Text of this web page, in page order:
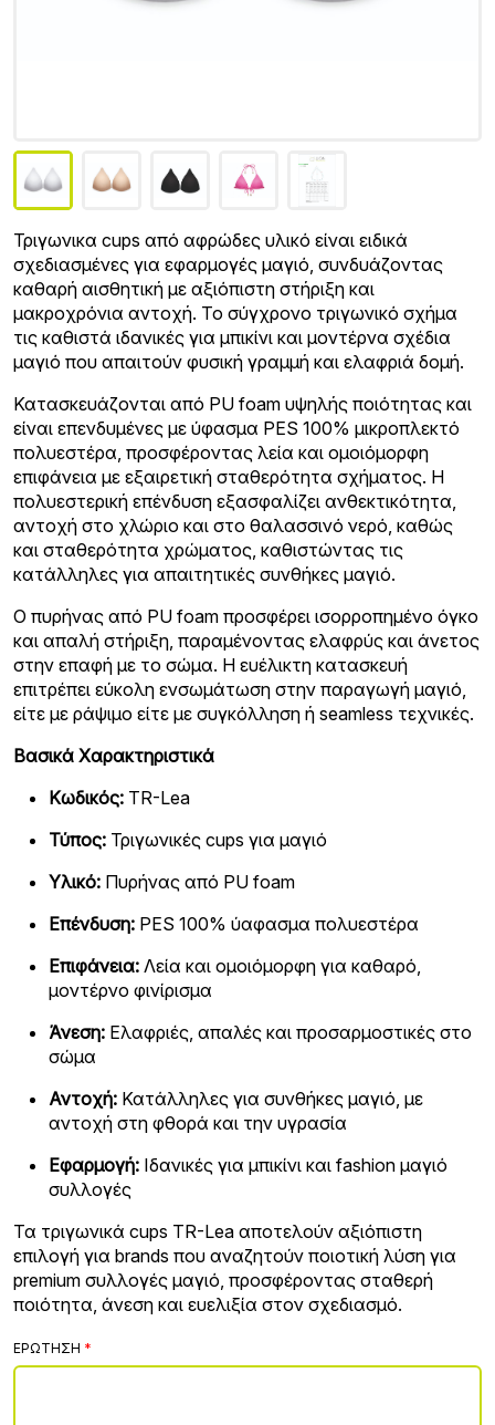
Τριγωνικα cups από αφρώδες υλικό είναι ειδικά
σχεδιασμένες για εφαρμογές μαγιό, συνδυάζοντας
καθαρή αισθητική με αξιόπιστη στήριξη και
μακροχρόνια αντοχή. Το σύγχρονο τριγωνικό σχήμα
τις καθιστά ιδανικές για μπικίνι και μοντέρνα σχέδια
μαγιό που απαιτούν φυσική γραμμή και ελαφριά δομή.
Κατασκευάζονται από PU foam υψηλής ποιότητας και
είναι επενδυμένες με ύφασμα PES 100% μικροπλεκτό
πολυεστέρα, προσφέροντας λεία και ομοιόμορφη
επιφάνεια με εξαιρετική σταθερότητα σχήματος. Η
πολυεστερική επένδυση εξασφαλίζει ανθεκτικότητα,
αντοχή στο χλώριο και στο θαλασσινό νερό, καθώς
και σταθερότητα χρώματος, καθιστώντας τις
κατάλληλες για απαιτητικές συνθήκες μαγιό.
Ο πυρήνας από PU foam προσφέρει ισορροπημένο όγκο
και απαλή στήριξη, παραμένοντας ελαφρύς και άνετος
στην επαφή με το σώμα. Η ευέλικτη κατασκευή
επιτρέπει εύκολη ενσωμάτωση στην παραγωγή μαγιό,
είτε με ράψιμο είτε με συγκόλληση ή seamless τεχνικές.
Βασικά Χαρακτηριστικά
Κωδικός: TR-Lea
Τύπος: Τριγωνικές cups για μαγιό
Υλικό: Πυρήνας από PU foam
Επένδυση: PES 100% ύαφασμα πολυεστέρα
Επιφάνεια: Λεία και ομοιόμορφη για καθαρό,
μοντέρνο φινίρισμα
Άνεση: Ελαφριές, απαλές και προσαρμοστικές στο
σώμα
Αντοχή: Κατάλληλες για συνθήκες μαγιό, με
αντοχή στη φθορά και την υγρασία
Εφαρμογή: Ιδανικές για μπικίνι και fashion μαγιό
συλλογές
Τα τριγωνικά cups TR-Lea αποτελούν αξιόπιστη
επιλογή για brands που αναζητούν ποιοτική λύση για
premium συλλογές μαγιό, προσφέροντας σταθερή
ποιότητα, άνεση και ευελιξία στον σχεδιασμό.
ΕΡΏΤΗΣΗ